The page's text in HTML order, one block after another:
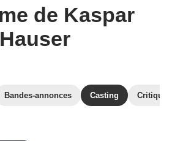
de Kaspar
Hauser
Bandes-annonces Casting